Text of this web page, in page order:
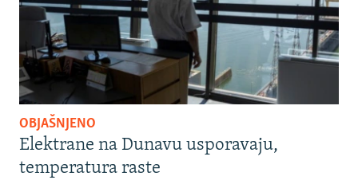
OBJAŠNJENO
Elektrane na Dunavu usporavaju,
temperatura raste